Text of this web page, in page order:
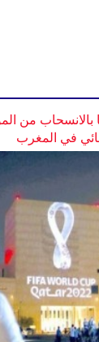
بالانسحاب من
في المغرب